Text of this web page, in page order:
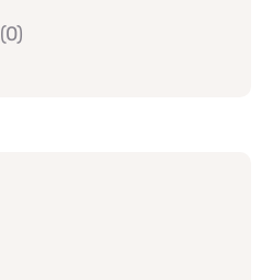
(0)